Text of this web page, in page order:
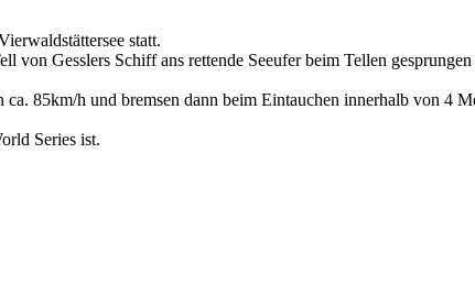
statt.
Gesslers Schiff ans rettende Seeufer beim Tellen gesprungen
85km/h und bremsen dann beim Eintauchen innerhalb von 4
Series ist.